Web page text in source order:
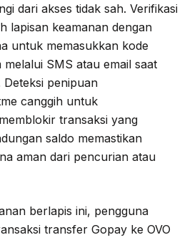
dari akses tidak sah. Verifikasi
lapisan keamanan dengan
untuk memasukkan kode
SMS atau email saat
penipuan
canggih untuk
transaksi yang
saldo memastikan
aman dari pencurian atau
berlapis ini, pengguna
transfer Gopay ke OVO